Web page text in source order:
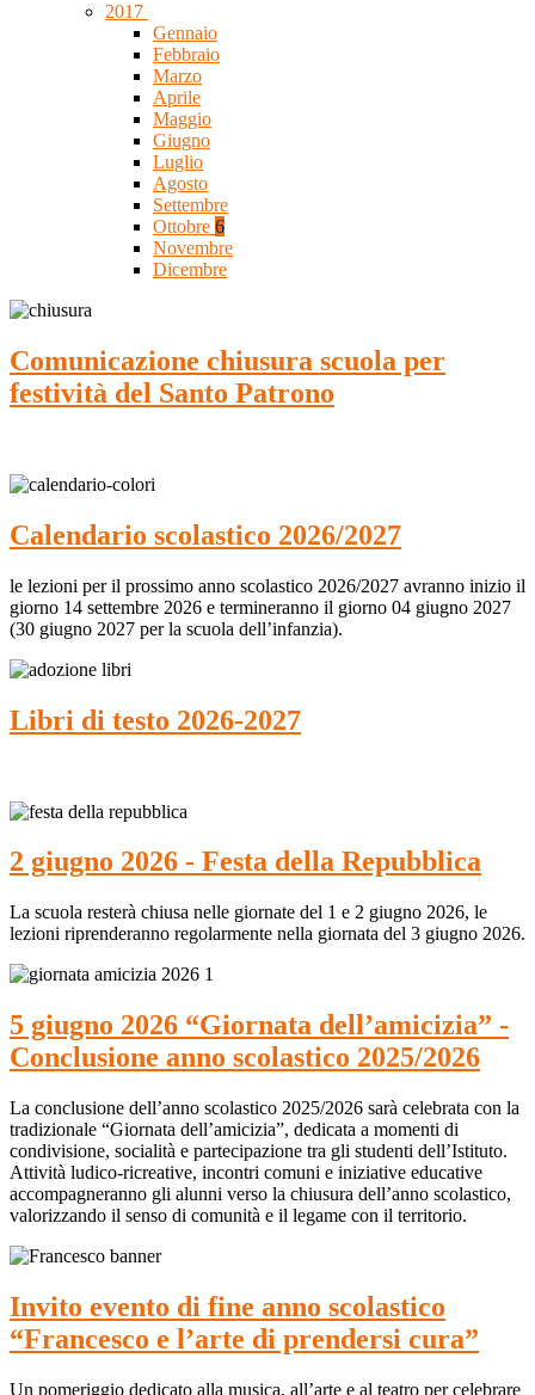
2017
Gennaio
Febbraio
Marzo
Aprile
Maggio
Giugno
Luglio
Agosto
Settembre
Ottobre 6
Novembre
Dicembre
Comunicazione chiusura scuola per
festività del Santo Patrono
Calendario scolastico 2026/2027
le lezioni per il prossimo anno scolastico 2026/2027 avranno inizio il
giorno 14 settembre 2026 e termineranno il giorno 04 giugno 2027
(30 giugno 2027 per la scuola dell’infanzia).
Libri di testo 2026-2027
2 giugno 2026 - Festa della Repubblica
La scuola resterà chiusa nelle giornate del 1 e 2 giugno 2026, le
lezioni riprenderanno regolarmente nella giornata del 3 giugno 2026.
5 giugno 2026 “Giornata dell’amicizia” -
Conclusione anno scolastico 2025/2026
La conclusione dell’anno scolastico 2025/2026 sarà celebrata con la
tradizionale “Giornata dell’amicizia”, dedicata a momenti di
condivisione, socialità e partecipazione tra gli studenti dell’Istituto.
Attività ludico-ricreative, incontri comuni e iniziative educative
accompagneranno gli alunni verso la chiusura dell’anno scolastico,
valorizzando il senso di comunità e il legame con il territorio.
Invito evento di fine anno scolastico
“Francesco e l’arte di prendersi cura”
Un pomeriggio dedicato alla musica, all’arte e al teatro per celebrare